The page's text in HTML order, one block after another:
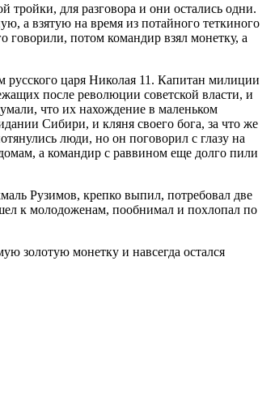
для разговора и они остались одни.
а взятую на время из потайного теткиного
говорили, потом командир взял монетку, а
русского царя Николая 11. Капитан милиции
после революции советской власти, и
что их нахождение в маленьком
Сибири, и кляня своего бога, за что же
люди, но он поговорил с глазу на
а командир с раввином еще долго пили
Рузимов, крепко выпил, потребовал две
к молодоженам, пообнимал и похлопал по
золотую монетку и навсегда остался